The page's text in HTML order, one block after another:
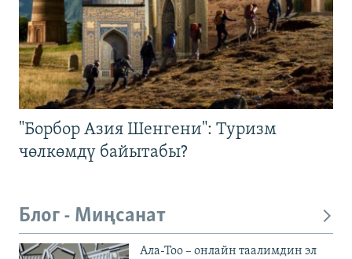
"Борбор Азия Шенгени": Туризм
чөлкөмдү байытабы?
Блог - Миңсанат
Ала-Тоо – онлайн таалимдин эл